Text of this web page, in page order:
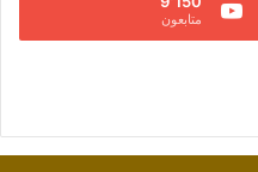
متابعون